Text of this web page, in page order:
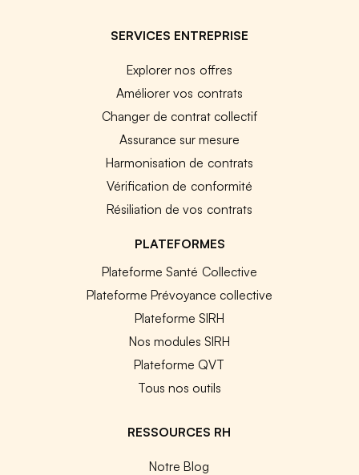
SERVICES ENTREPRISE
Explorer nos offres
Améliorer vos contrats
Changer de contrat collectif
Assurance sur mesure
Harmonisation de contrats
Vérification de conformité
Résiliation de vos contrats
PLATEFORMES
Plateforme Santé Collective
Plateforme Prévoyance collective
Plateforme SIRH
Nos modules SIRH
Plateforme QVT
Tous nos outils
RESSOURCES RH
Notre Blog